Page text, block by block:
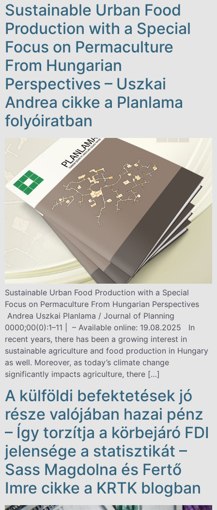
Sustainable Urban Food
Production with a Special
Focus on Permaculture
From Hungarian
Perspectives – Uszkai
Andrea cikke a Planlama
folyóiratban
Sustainable Urban Food Production with a Special
Focus on Permaculture From Hungarian Perspectives
Andrea Uszkai Planlama / Journal of Planning
0000;00(0):1–11 | – Available online: 19.08.2025 In
recent years, there has been a growing interest in
sustainable agriculture and food production in Hungary
as well. Moreover, as today’s climate change
significantly impacts agriculture, there […]
A külföldi befektetések jó
része valójában hazai pénz
– Így torzítja a körbejáró FDI
jelensége a statisztikát –
Sass Magdolna és Fertő
Imre cikke a KRTK blogban